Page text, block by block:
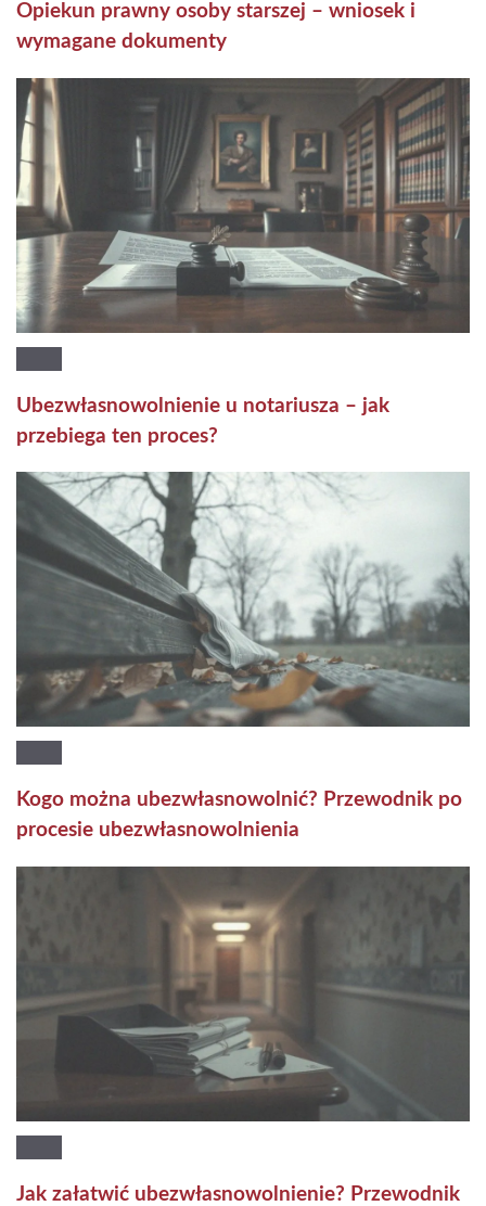
Opiekun prawny osoby starszej – wniosek i
wymagane dokumenty
Ubezwłasnowolnienie u notariusza – jak
przebiega ten proces?
Kogo można ubezwłasnowolnić? Przewodnik po
procesie ubezwłasnowolnienia
Jak załatwić ubezwłasnowolnienie? Przewodnik